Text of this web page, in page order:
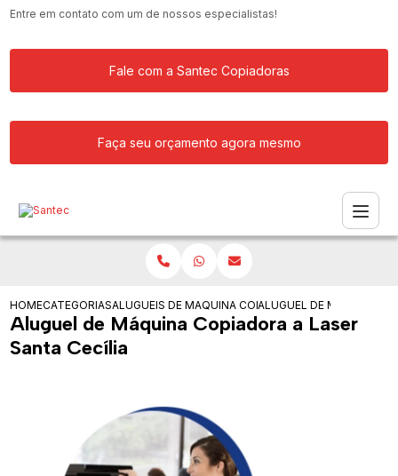
Entre em contato com um de nossos especialistas!
Fale com a Santec Copiadoras
Faça seu orçamento agora mesmo
HOMECATEGORIASALUGUEIS DE COPIADORASMAQUINA COPIADORA KYOCERA PARA
ALUGUEL DE MAQUINA
Aluguel de Máquina Copiadora a Laser
Santa Cecília